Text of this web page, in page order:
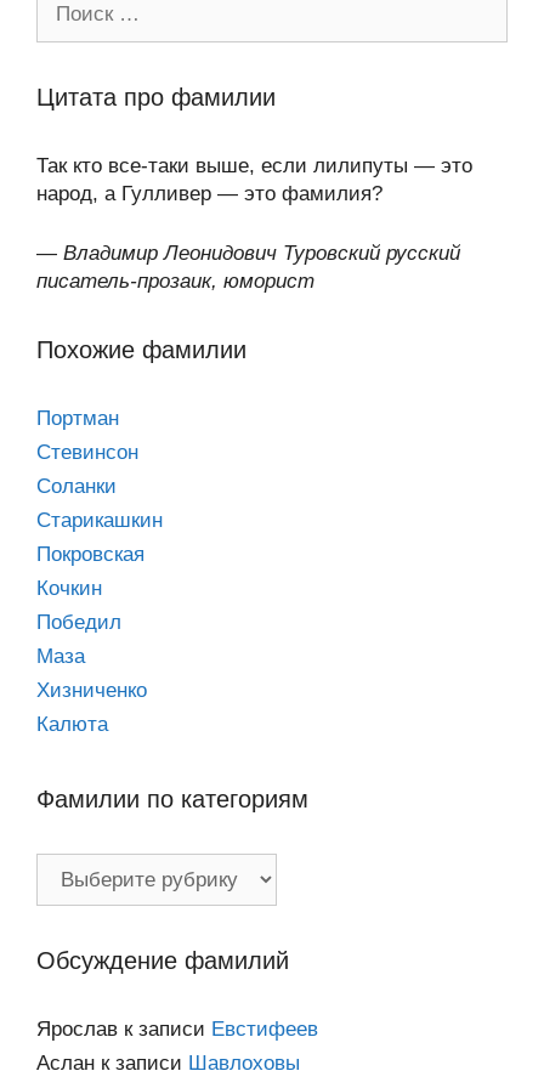
Цитата про фамилии
Так кто все-таки выше, если лилипуты — это
народ, а Гулливер — это фамилия?
— Владимир Леонидович Туровский русский
писатель-прозаик, юморист
Похожие фамилии
Портман
Стевинсон
Соланки
Старикашкин
Покровская
Кочкин
Победил
Маза
Хизниченко
Калюта
Фамилии по категориям
Обсуждение фамилий
Ярослав к записи Евстифеев
Аслан к записи Шавлоховы